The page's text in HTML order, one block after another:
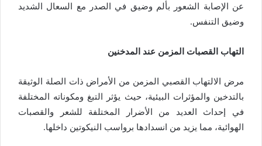
عن الإصابة الشعور بألم وضيق في الصدر مع السعال الشديد
وضيق التنفس.
التهاب القصبات المزمن عند المدخنين
مرض الالتهاب القصبي المزمن من الأمراض ذات الصلة الوثيقة
بالتدخين والمؤثرات البيئية، حيث يؤثر التبغ ومكوناته المختلفة
في إحداث العديد من الأضرار المختلفة للشعر والقصبات
الهوائية، مما يزيد من انسدادها برواسب النيكوتين داخلها.